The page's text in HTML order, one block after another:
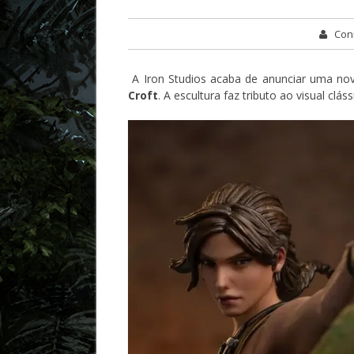
A Iron Studios acaba de anunciar uma
Croft. A escultura faz tributo ao visual